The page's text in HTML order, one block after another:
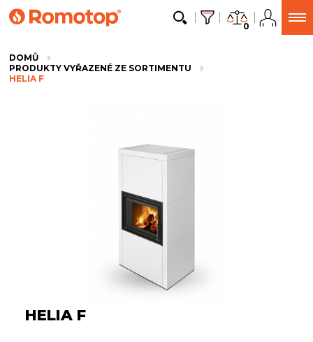
0
DOMŮ
PRODUKTY VYŘAZENÉ ZE SORTIMENTU
HELIA F
HELIA F